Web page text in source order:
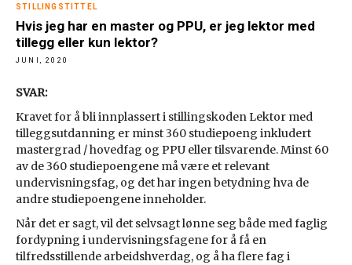
STILLINGSTITTEL
Hvis jeg har en master og PPU, er jeg lektor med
tillegg eller kun lektor?
JUNI, 2020
SVAR:
Kravet for å bli innplassert i stillingskoden Lektor med
tilleggsutdanning er minst 360 studiepoeng inkludert
mastergrad / hovedfag og PPU eller tilsvarende. Minst 60
av de 360 studiepoengene må være et relevant
undervisningsfag, og det har ingen betydning hva de
andre studiepoengene inneholder.
Når det er sagt, vil det selvsagt lønne seg både med faglig
fordypning i undervisningsfagene for å få en
tilfredsstillende arbeidshverdag, og å ha flere fag i